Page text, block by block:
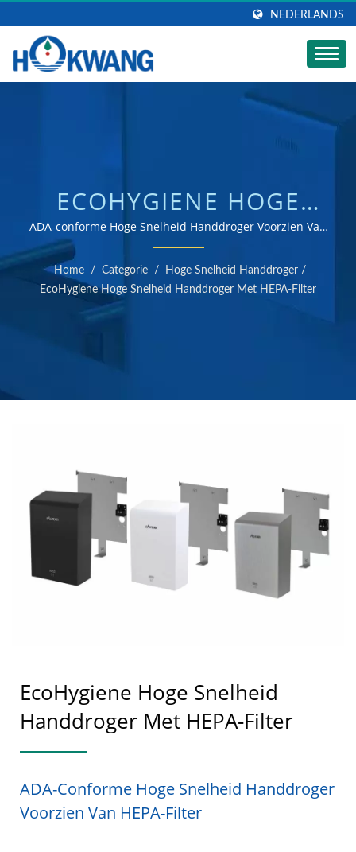
NEDERLANDS
ECOHYGIENE HOGE
SNELHEID
HANDDROGER | RVS
ZEEPDISPENSER
FABRIKANT |
ADA-conforme Hoge Snelheid Handdroger Voorzien Van
HEPA-filter / ISO 9001 & 14001 gecertificeerde
handdroger en zeepdispenser fabrikant
Home / Categorie / Hoge Snelheid Handdroger /
EcoHygiene Hoge Snelheid Handdroger Met HEPA-Filter
EcoHygiene Hoge Snelheid
Handdroger Met HEPA-Filter
ADA-Conforme Hoge Snelheid Handdroger
Voorzien Van HEPA-Filter